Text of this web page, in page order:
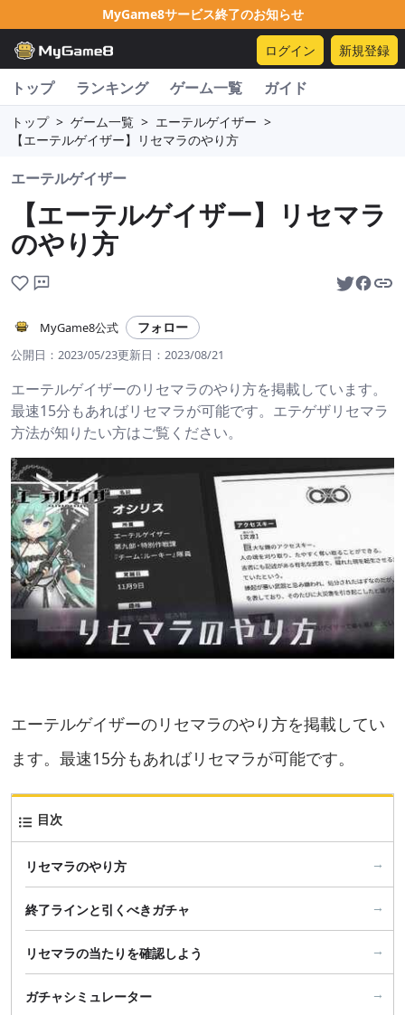
MyGame8サービス終了のお知らせ
ログイン 新規登録
トップ ランキング ゲーム一覧 ガイド
トップ > ゲーム一覧 > エーテルゲイザー >
【エーテルゲイザー】リセマラのやり方
エーテルゲイザー
【エーテルゲイザー】リセマラ
のやり方
MyGame8公式 フォロー
公開日： 2023/05/23更新日： 2023/08/21
エーテルゲイザーのリセマラのやり方を掲載しています。
最速15分もあればリセマラが可能です。エテゲザリセマラ
方法が知りたい方はご覧ください。
エーテルゲイザーのリセマラのやり方を掲載してい
ます。最速15分もあればリセマラが可能です。
目次
リセマラのやり方
終了ラインと引くべきガチャ
リセマラの当たりを確認しよう
ガチャシミュレーター